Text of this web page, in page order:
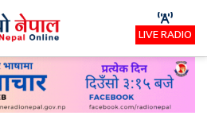
LIVE RADIO